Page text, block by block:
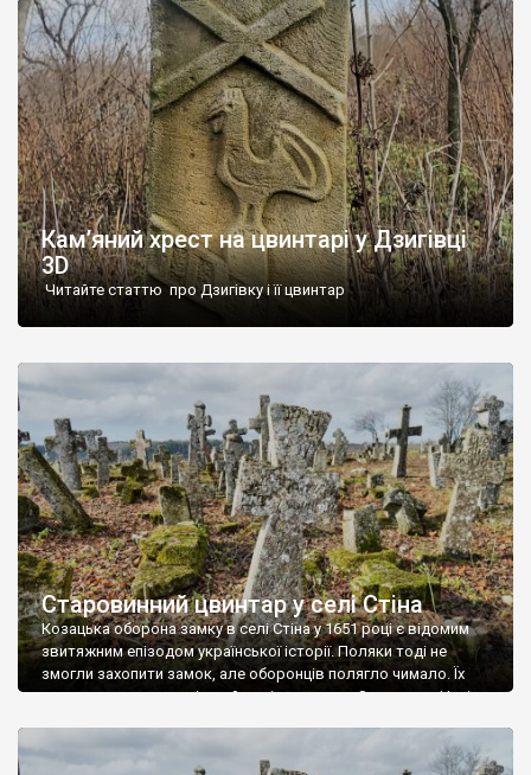
століття тут розмістили туберкульозну лікарню. Коли із
палацу виїхала лікарня – ми точно не […]
Кам’яний хрест на цвинтарі у Дзигівці
3D
Читайте статтю про Дзигівку і її цвинтар
Старовинний цвинтар у селі Стіна
Козацька оборона замку в селі Стіна у 1651 році є відомим
звитяжним епізодом української історії. Поляки тоді не
змогли захопити замок, але оборонців полягло чимало. Їх
поховали на цвинтарі, який тоді називався Замковим. Нині на
ньому чимало хрестів 19 століття, є такі, де епітафії стер […]